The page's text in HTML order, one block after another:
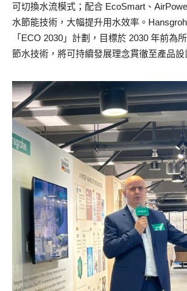
可切換水流模式；配合 EcoSmart、
水節能技術，大幅提升用水效率。
「ECO 2030」計劃，目標於 2030 年前為
節水技術，將可持續發展理念貫徹至產品設